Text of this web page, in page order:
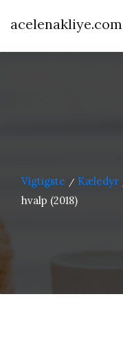
acelenakliye.com
Vigtigste / Kæledyr
hvalp (2018)